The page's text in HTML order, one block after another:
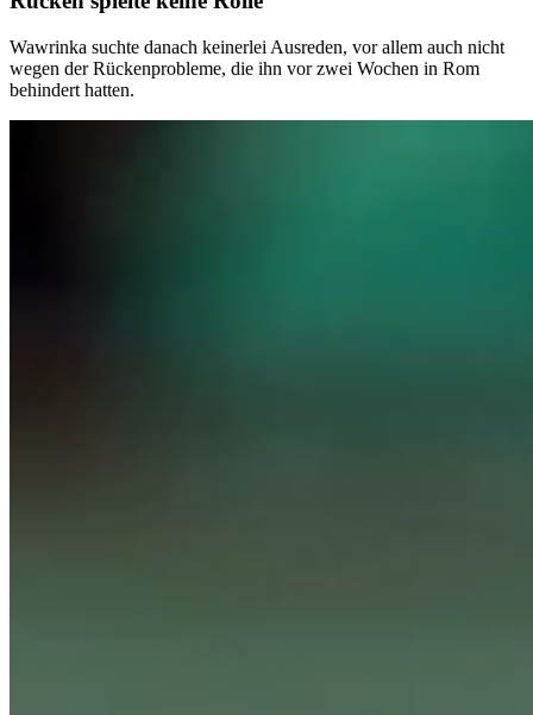
Wawrinka suchte danach keinerlei Ausreden, vor allem auch nicht
wegen der Rückenprobleme, die ihn vor zwei Wochen in Rom
behindert hatten.